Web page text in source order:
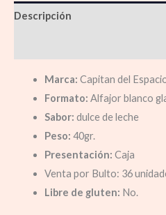
Descripción
Marca: Capitan del
Formato: Alfajor blanco
Sabor: dulce de leche
Peso: 40gr.
Presentación: Caja
Venta por Bulto: 36
Libre de gluten: No.